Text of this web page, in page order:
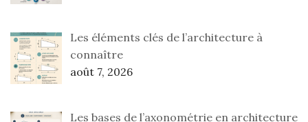
Les éléments clés de l’architecture à
connaître
août 7, 2026
Les bases de l’axonométrie en architecture